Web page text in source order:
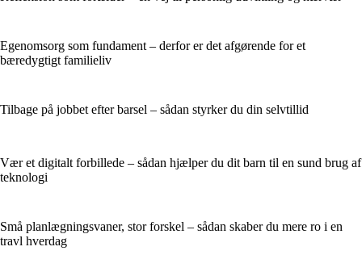
Egenomsorg som fundament – derfor er det afgørende for et
bæredygtigt familieliv
Tilbage på jobbet efter barsel – sådan styrker du din selvtillid
Vær et digitalt forbillede – sådan hjælper du dit barn til en sund brug af
teknologi
Små planlægningsvaner, stor forskel – sådan skaber du mere ro i en
travl hverdag